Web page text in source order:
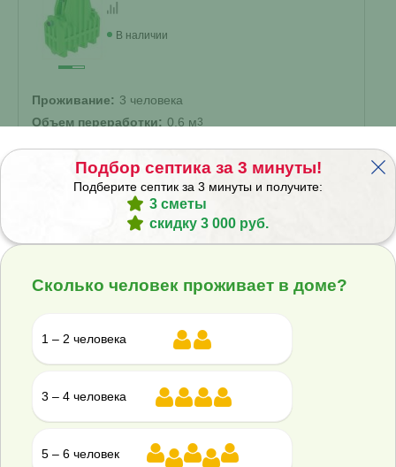
В наличии
Проживание: 3 человека
Объем переработки: 0.6 м3
Самотечный
энергонезависимый ?
96 700 ₽
Септик Rostok Дачный
Подбор септика за 3 минуты!
Подберите септик за 3 минуты и получите:
3 сметы
скидку 3 000 руб.
Сколько человек проживает в доме?
1 – 2 человека
3 – 4 человека
5 – 6 человек